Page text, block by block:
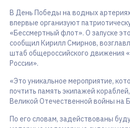
В День Победы на водных
впервые организуют
«Бессмертный флот». О запуске
сообщил Кирилл Смирнов,
штаб общероссийского движения
России».
«Это уникальное мероприятие,
почтить память экипажей
Великой Отечественной войны на
По его словам, задействованы